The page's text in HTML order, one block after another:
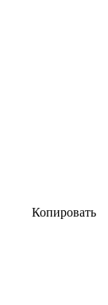
Копировать